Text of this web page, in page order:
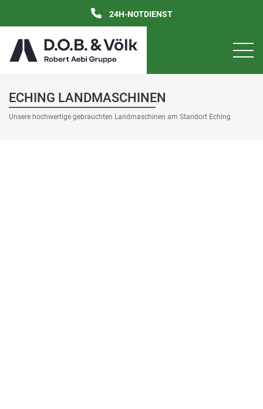
24H-NOTDIENST
ECHING LANDMASCHINEN
Unsere hochwertige gebrauchten Landmaschinen am Standort Eching